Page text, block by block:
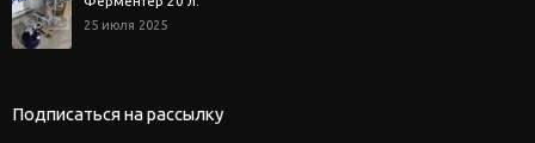
25 июля 2025
Подписаться на рассылку